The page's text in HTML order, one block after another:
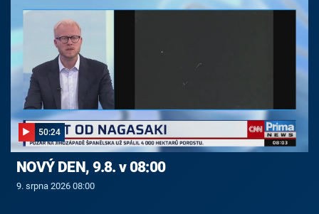
50:24
NOVÝ DEN, 9.8. v 08:00
9. srpna 2026 08:00